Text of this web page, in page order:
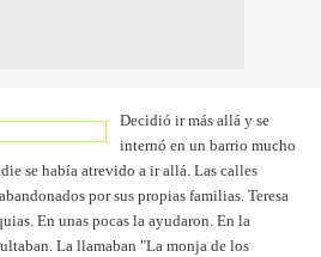
Decidió ir más allá y se
internó en un barrio mucho
se había atrevido a ir allá. Las calles
por sus propias familias. Teresa
En unas pocas la ayudaron. En la
La llamaban "La monja de los